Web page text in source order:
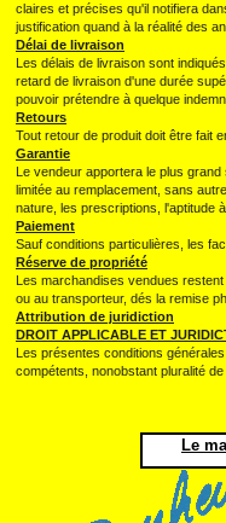
claires et précises qu'il notifiera
justification quand à la réalité des
Délai de livraison
Les délais de livraison sont
retard de livraison d'une durée
pouvoir prétendre à quelque
Retours
Tout retour de produit doit être fait
Garantie
Le vendeur apportera le plus
limitée au remplacement, sans
nature, les prescriptions, l'aptitude
Paiement
Sauf conditions particulières, les
Réserve de propriété
Les marchandises vendues
ou au transporteur, dés la remise
Attribution de juridiction
DROIT APPLICABLE ET
Les présentes conditions
compétents, nonobstant pluralité
Le